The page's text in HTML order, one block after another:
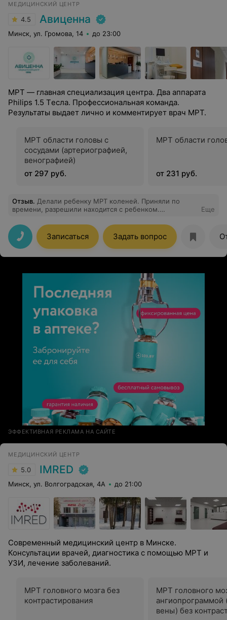
МЕДИЦИНСКИЙ ЦЕНТР
4.5 Авиценна
Минск, ул. Громова, 14 до 23:00
МРТ — главная специализация центра. Два аппарата
Philips 1.5 Tесла. Профессиональная команда.
Результаты выдает лично и комментирует врач МРТ.
МРТ области головы с
сосудами (артериографией,
венографией)
от 297 руб.
МРТ области
от 231 руб.
Отзыв. Делали ребенку МРТ коленей. Приняли по
времени, разрешили находится с ребенком.
рекомендовали к кому обратится за дальнейшим
лечением
Еще
Записаться Задать вопрос
ЭФФЕКТИВНАЯ РЕКЛАМА НА САЙТЕ
МЕДИЦИНСКИЙ ЦЕНТР
5.0 IMRED
Минск, ул. Волгоградская, 4А до 21:00
Современный медицинский центр в Минске.
Консультации врачей, диагностика с помощью МРТ и
УЗИ, лечение заболеваний.
МРТ головного мозга без
контрастирования
МРТ головного
ангиопрограммой
вены) без